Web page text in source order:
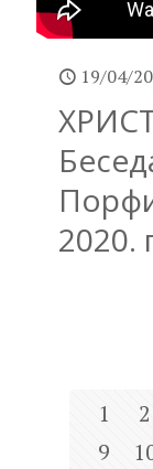
19/04/
2020.
1 2
9